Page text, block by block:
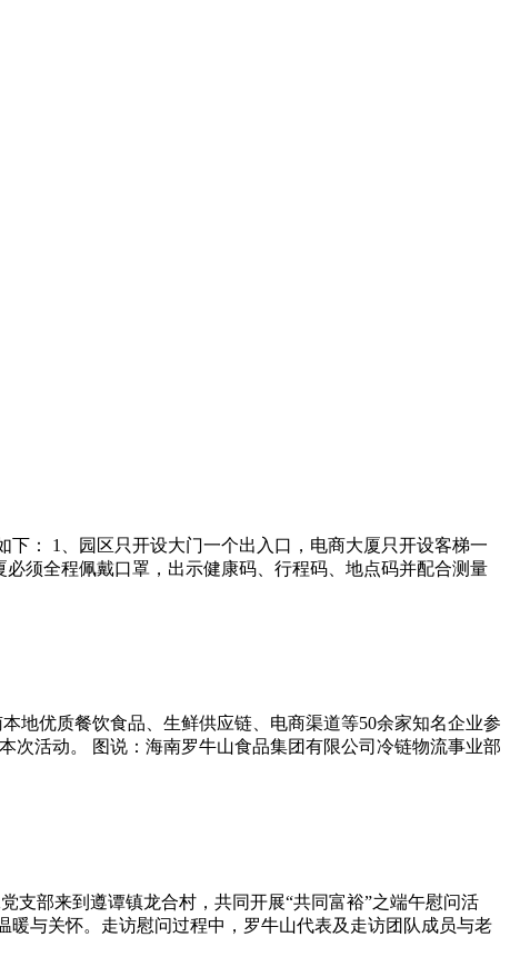
： 1、园区只开设大门一个出入口，电商大厦只开设客梯一
须全程佩戴口罩，出示健康码、行程码、地点码并配合测量
地优质餐饮食品、生鲜供应链、电商渠道等50余家知名企业参
次活动。 图说：海南罗牛山食品集团有限公司冷链物流事业部
支部来到遵谭镇龙合村，共同开展“共同富裕”之端午慰问活
与关怀。走访慰问过程中，罗牛山代表及走访团队成员与老